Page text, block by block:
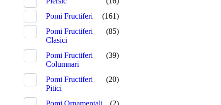
Pomi Fructiferi
(161)
Pomi Fructiferi
Clasici
(85)
Pomi Fructiferi
Columnari
(39)
Pomi Fructiferi
Pitici
(20)